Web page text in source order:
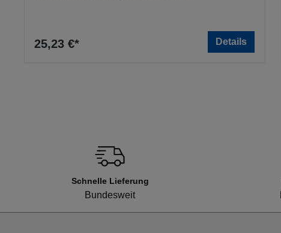
25,23 €* Details
Schnelle Lieferung
Bundesweit